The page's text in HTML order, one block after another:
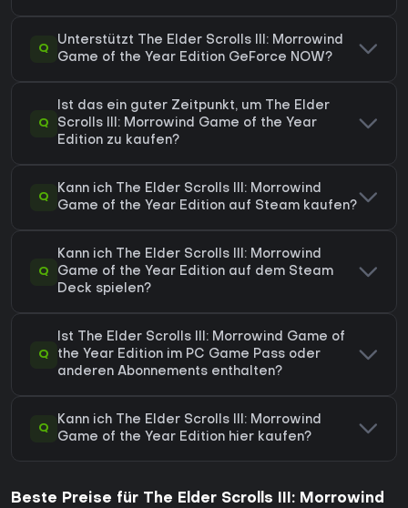
Q
Unterstützt The Elder Scrolls III: Morrowind
Game of the Year Edition GeForce NOW?
Q
Ist das ein guter Zeitpunkt, um The Elder
Scrolls III: Morrowind Game of the Year
Edition zu kaufen?
Q
Kann ich The Elder Scrolls III: Morrowind
Game of the Year Edition auf Steam kaufen?
Q
Kann ich The Elder Scrolls III: Morrowind
Game of the Year Edition auf dem Steam
Deck spielen?
Q
Ist The Elder Scrolls III: Morrowind Game of
the Year Edition im PC Game Pass oder
anderen Abonnements enthalten?
Q
Kann ich The Elder Scrolls III: Morrowind
Game of the Year Edition hier kaufen?
Beste Preise für The Elder Scrolls III: Morrowind